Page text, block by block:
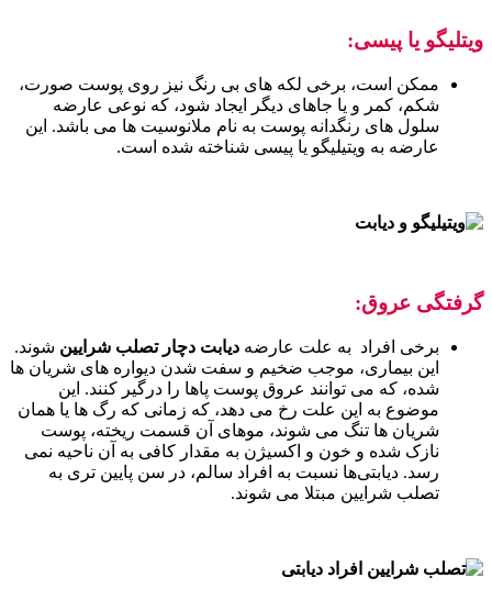
ویتلیگو یا پیسی:
ممکن است، برخی لکه های بی رنگ نیز روی پوست صورت،
شکم، کمر و یا جاهای دیگر ایجاد شود، که نوعی عارضه
سلول های رنگدانه پوست به نام ملانوسیت ها می باشد. این
عارضه به ویتیلیگو یا پیسی شناخته شده است.
گرفتگی عروق:
برخی افراد به علت عارضه دیابت دچار تصلب شرایین شوند.
این بیماری، موجب ضخیم و سفت شدن دیواره های شریان ها
شده، که می توانند عروق پوست پاها را درگیر کنند. این
موضوع به این علت رخ می دهد، که زمانی که رگ ها یا همان
شریان ها تنگ می شوند، موهای آن قسمت ریخته، پوست
نازک شده و خون و اکسیژن به مقدار کافی به آن ناحیه نمی
رسد. دیابتی‌ها نسبت به افراد سالم، در سن پایین‌ تری به
تصلب شرایین مبتلا می ‌شوند.